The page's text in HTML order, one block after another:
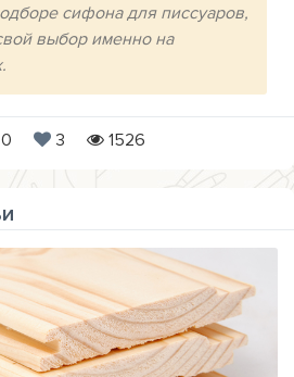
сифона для писсуаров,
выбор именно на
3 1526